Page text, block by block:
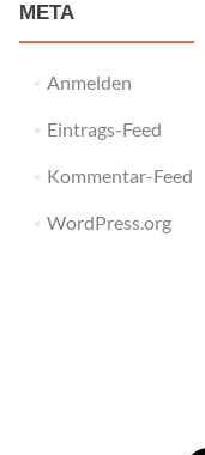
META
Anmelden
Eintrags-Feed
Kommentar-Feed
WordPress.org